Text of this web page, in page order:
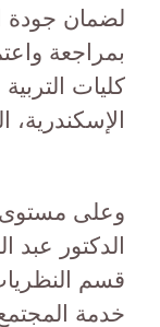
لضمان جودة
بمراجعة
كليات
وعلى مستوى
الدكتور
قسم
خدمة المجتمع